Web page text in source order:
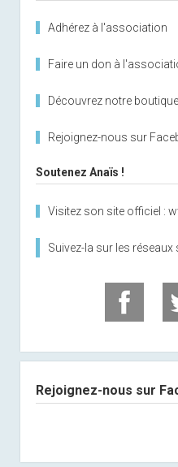
Adhérez à l'association
Faire un don à
Découvrez notre
Rejoignez-nous sur
Soutenez Anaïs !
Visitez son site officiel :
Suivez-la sur les réseaux
Rejoignez-nous sur